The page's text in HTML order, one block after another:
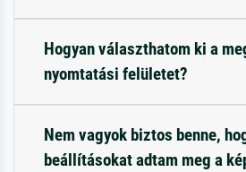
Hogyan választhatom ki a
nyomtatási felületet?
Nem vagyok biztos benne,
beállításokat adtam meg a